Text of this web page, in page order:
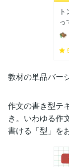
っ
教材の単品バー
作文の書き型テ
き。いわゆる作
書ける「型」を